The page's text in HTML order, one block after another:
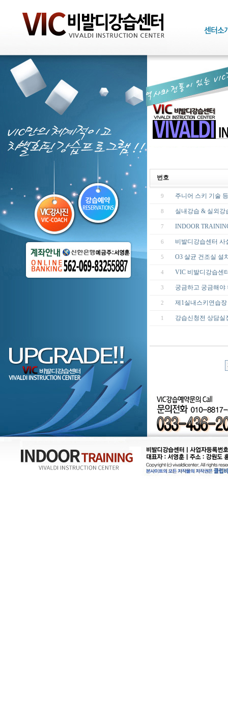
번호
9 주니어 스키 기술
8 실내강습 & 실외강
7 INDOOR
6 비발디강습센터 사
5 O3 살균 건조실 설
4 VIC 비발디강습센
3 궁금하고 궁금해야
2 제1실내스키연습장
1 강습신청전 상담